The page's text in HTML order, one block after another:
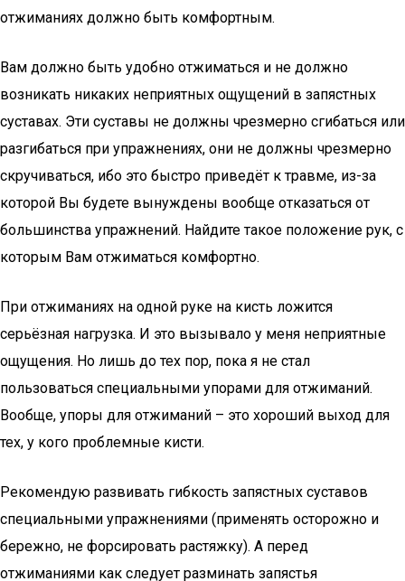
отжиманиях должно быть комфортным.
Вам должно быть удобно отжиматься и не должно
возникать никаких неприятных ощущений в запястных
суставах. Эти суставы не должны чрезмерно сгибаться или
разгибаться при упражнениях, они не должны чрезмерно
скручиваться, ибо это быстро приведёт к травме, из-за
которой Вы будете вынуждены вообще отказаться от
большинства упражнений. Найдите такое положение рук, с
которым Вам отжиматься комфортно.
При отжиманиях на одной руке на кисть ложится
серьёзная нагрузка. И это вызывало у меня неприятные
ощущения. Но лишь до тех пор, пока я не стал
пользоваться специальными упорами для отжиманий.
Вообще, упоры для отжиманий – это хороший выход для
тех, у кого проблемные кисти.
Рекомендую развивать гибкость запястных суставов
специальными упражнениями (применять осторожно и
бережно, не форсировать растяжку). А перед
отжиманиями как следует разминать запястья